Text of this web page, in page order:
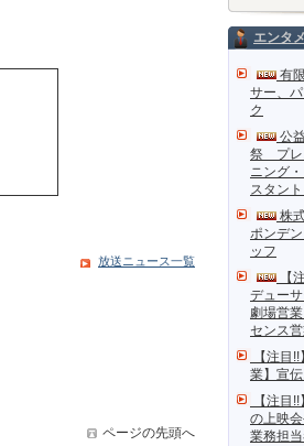
エンタ
有
サー、
ク
公
祭 プレ
ニング
スタン
株
ポンデ
ッフ
【
デュー
劇場営
センス
【注目
業】宣
【注目
の上映
業務担
放送ニュース一覧
ページの先頭へ